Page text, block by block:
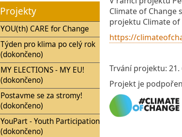
Projekty
YOU(th) CARE for Change
Týden pro klima po celý rok
(dokončeno)
MY ELECTIONS - MY EU!
(dokončeno)
Postavme se za stromy!
(dokončeno)
YouPart - Youth Participation
(dokončeno)
Climate of Change
projektu Climate of
https://
Trvání projektu: 21.
Projekt je